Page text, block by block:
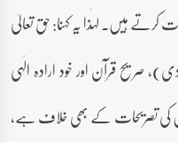
کرتے ہیں۔ لہٰذا یہ کہنا: حق تعالیٰ
صریح قرآن اور خود ارادہ الٰہی
کی تصریحات کے بھی خلاف ہے،